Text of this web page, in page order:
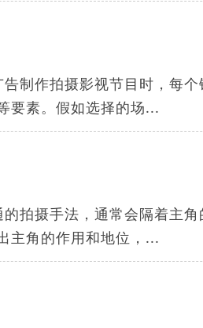
制作拍摄影视节目时，每
要素。假如选择的场...
拍摄手法，通常会隔着主
主角的作用和地位，...